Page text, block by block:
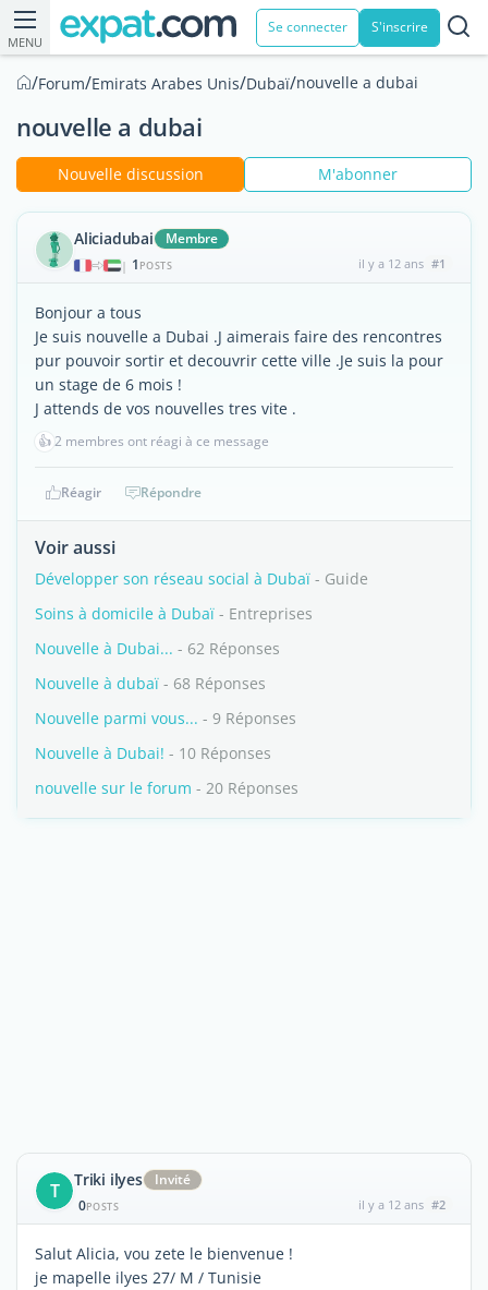
MENU
Se connecter S'inscrire
/Forum/Emirats Arabes Unis/Dubaï/nouvelle a dubai
nouvelle a dubai
Nouvelle discussion M'abonner
Aliciadubai Membre
| 1 POSTS il y a 12 ans #1
Bonjour a tous
Je suis nouvelle a Dubai .J aimerais faire des rencontres
pur pouvoir sortir et decouvrir cette ville .Je suis la pour
un stage de 6 mois !
J attends de vos nouvelles tres vite .
👍2 membres ont réagi à ce message
Réagir Répondre
Voir aussi
Développer son réseau social à Dubaï - Guide
Soins à domicile à Dubaï - Entreprises
Nouvelle à Dubai... - 62 Réponses
Nouvelle à dubaï - 68 Réponses
Nouvelle parmi vous... - 9 Réponses
Nouvelle à Dubai! - 10 Réponses
nouvelle sur le forum - 20 Réponses
T Triki ilyes
Invité
0POSTS il y a 12 ans #2
Salut Alicia, vou zete le bienvenue !
je mapelle ilyes 27/ M / Tunisie